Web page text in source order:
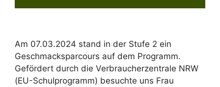
Am 07.03.2024 stand in der Stufe 2 ein
Geschmacksparcours auf dem Programm.
Gefördert durch die Verbraucherzentrale NRW
(EU-Schulprogramm) besuchte uns Frau